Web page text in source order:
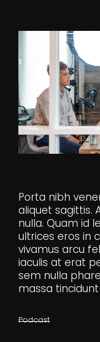
Porta nibh
aliquet sagittis.
nulla. Quam id
ultrices eros in
vivamus arcu
iaculis at erat
sem nulla
massa
Podcast